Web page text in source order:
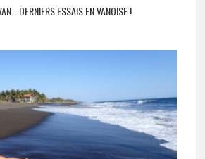
DERNIERS ESSAIS EN VANOISE !